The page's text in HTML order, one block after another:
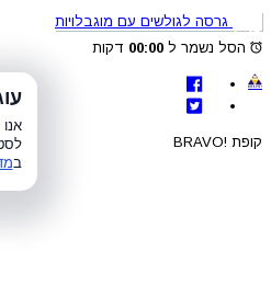
גרסה לגולשים עם מוגבלויות
הסל נשמר ל 00:00 דקות
קופת !BRAVO
ב